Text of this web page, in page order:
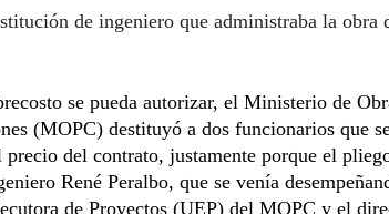
de ingeniero que administraba la obra
se pueda autorizar, el Ministerio de
(MOPC) destituyó a dos funcionarios que
del contrato, justamente porque el
René Peralbo, que se venía
de Proyectos (UEP) del MOPC y el